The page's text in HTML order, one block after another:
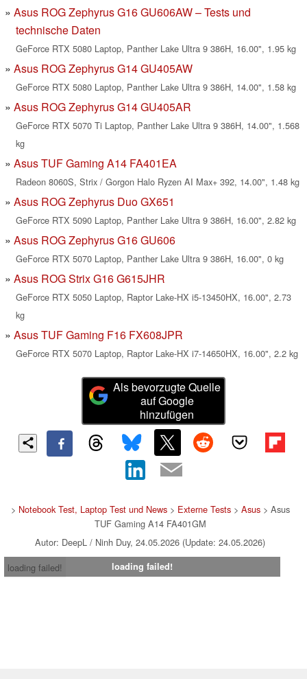
Asus ROG Zephyrus G16 GU606AW – Tests und
technische Daten
GeForce RTX 5080 Laptop, Panther Lake Ultra 9 386H, 16.00", 1.95 kg
Asus ROG Zephyrus G14 GU405AW
GeForce RTX 5080 Laptop, Panther Lake Ultra 9 386H, 14.00", 1.58 kg
Asus ROG Zephyrus G14 GU405AR
GeForce RTX 5070 Ti Laptop, Panther Lake Ultra 9 386H, 14.00", 1.568
kg
Asus TUF Gaming A14 FA401EA
Radeon 8060S, Strix / Gorgon Halo Ryzen AI Max+ 392, 14.00", 1.48 kg
Asus ROG Zephyrus Duo GX651
GeForce RTX 5090 Laptop, Panther Lake Ultra 9 386H, 16.00", 2.82 kg
Asus ROG Zephyrus G16 GU606
GeForce RTX 5070 Laptop, Panther Lake Ultra 9 386H, 16.00", 0 kg
Asus ROG Strix G16 G615JHR
GeForce RTX 5050 Laptop, Raptor Lake-HX i5-13450HX, 16.00", 2.73
kg
Asus TUF Gaming F16 FX608JPR
GeForce RTX 5070 Laptop, Raptor Lake-HX i7-14650HX, 16.00", 2.2 kg
Als bevorzugte Quelle
auf Google
hinzufügen
> Notebook Test, Laptop Test und News> Externe Tests> Asus> Asus
TUF Gaming A14 FA401GM
Autor: DeepL / Ninh Duy, 24.05.2026 (Update: 24.05.2026)
loading failed!
loading failed!